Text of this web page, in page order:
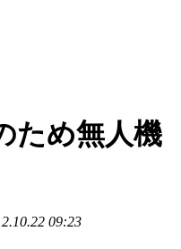
ため無人機
09:23